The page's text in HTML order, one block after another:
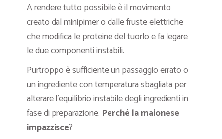
A rendere tutto possibile è il movimento
creato dal minipimer o dalle fruste elettriche
che modifica le proteine del tuorlo e fa legare
le due componenti instabili.
Purtroppo è sufficiente un passaggio errato o
un ingrediente con temperatura sbagliata per
alterare l’equilibrio instabile degli ingredienti in
fase di preparazione. Perché la maionese
impazzisce?